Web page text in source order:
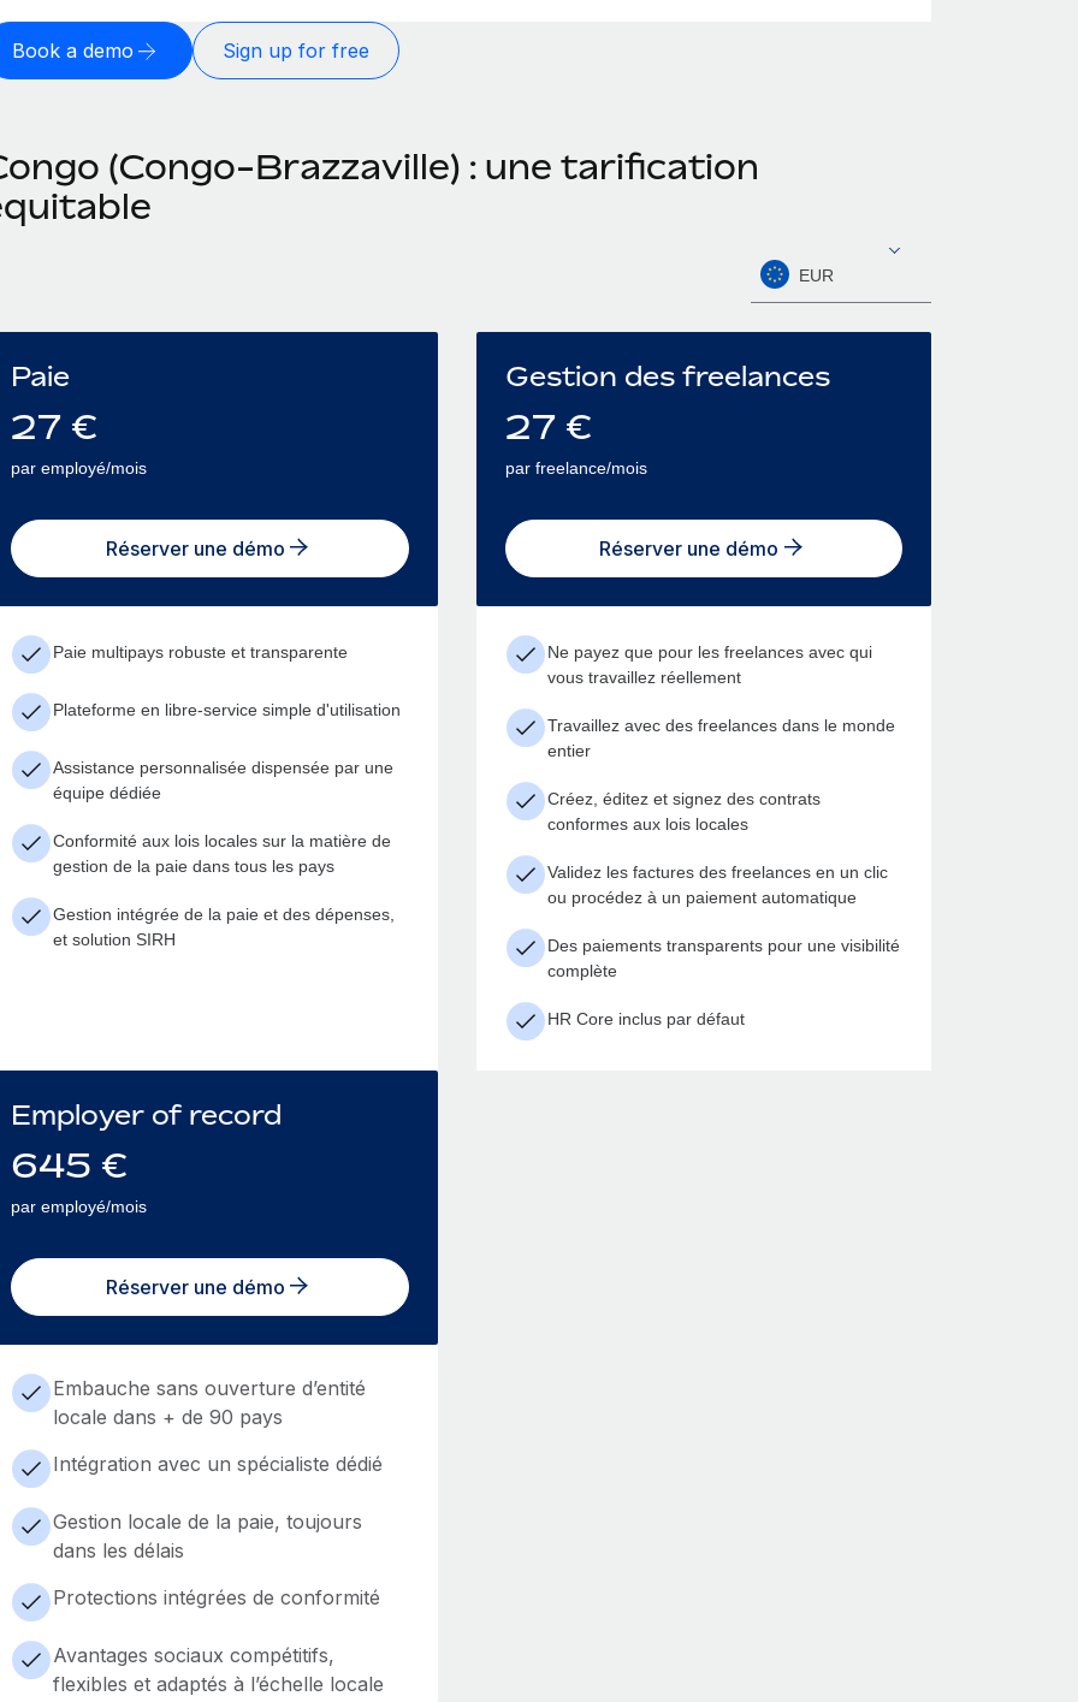
Book a demo Sign up for free
(Congo-Brazzaville) : une tarification
EUR
Paie
27 €
par employé/mois
Réserver une démo
Paie multipays robuste et transparente
Plateforme en libre-service simple d'utilisation
Assistance personnalisée dispensée par une
équipe dédiée
Conformité aux lois locales sur la matière de
gestion de la paie dans tous les pays
Gestion intégrée de la paie et des dépenses,
et solution SIRH
Gestion des freelances
27 €
par freelance/mois
Réserver une démo
Ne payez que pour les freelances avec qui
vous travaillez réellement
Travaillez avec des freelances dans le monde
entier
Créez, éditez et signez des contrats
conformes aux lois locales
Validez les factures des freelances en un clic
ou procédez à un paiement automatique
Des paiements transparents pour une visibilité
complète
HR Core inclus par défaut
Employer of record
645 €
par employé/mois
Réserver une démo
Embauche sans ouverture d’entité
locale dans + de 90 pays
Intégration avec un spécialiste dédié
Gestion locale de la paie, toujours
dans les délais
Protections intégrées de conformité
Avantages sociaux compétitifs,
flexibles et adaptés à l’échelle locale